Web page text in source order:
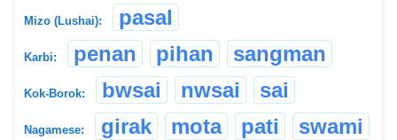
Mizo (Lushai): pasal
Karbi: penan pihan sangman
Kok-Borok: bwsai nwsai sai
Nagamese: girak mota pati swami